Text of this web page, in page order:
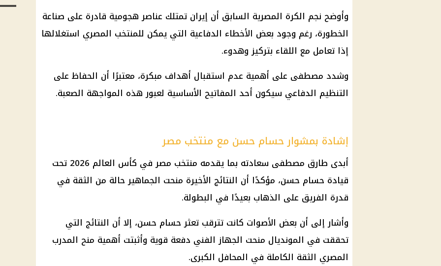
وأوضح نجم الكرة المصرية السابق أن إيران تمتلك عناصر هجومية قادرة على صناعة
الخطورة، رغم وجود بعض الأخطاء الدفاعية التي يمكن للمنتخب المصري استغلالها
إذا تعامل مع اللقاء بتركيز وهدوء.
وشدد مصطفى على أهمية عدم استقبال أهداف مبكرة، معتبرًا أن الحفاظ على
التنظيم الدفاعي سيكون أحد المفاتيح الأساسية لعبور هذه المواجهة الصعبة.
إشادة بمشوار حسام حسن مع منتخب مصر
أبدى طارق مصطفى سعادته بما يقدمه منتخب مصر في كأس العالم 2026 تحت
قيادة حسام حسن، مؤكدًا أن النتائج الأخيرة منحت الجماهير حالة من الثقة في
قدرة الفريق على الذهاب بعيدًا في البطولة.
وأشار إلى أن بعض الأصوات كانت تترقب تعثر حسام حسن، إلا أن النتائج التي
تحققت في المونديال منحت الجهاز الفني دفعة قوية وأثبتت أهمية منح المدرب
المصري الثقة الكاملة في المحافل الكبرى.